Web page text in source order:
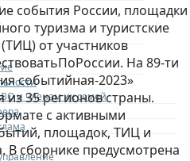
и членам их семей
события России, площадки
туризма и туристские
от участников
На 89-ти
событийная-2023»
35 регионов страны.
с активными
площадок, ТИЦ и
В сборнике предусмотрена